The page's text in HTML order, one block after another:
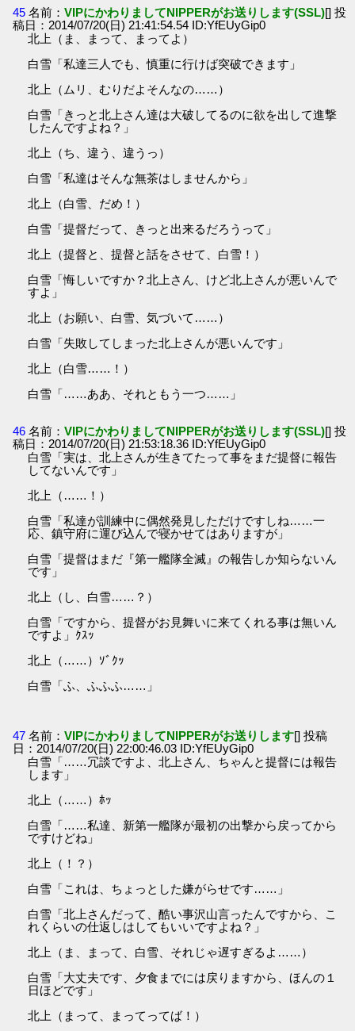
45 名前：VIPにかわりましてNIPPERがお送りします(SSL)[] 投
稿日：2014/07/20(日) 21:41:54.54 ID:YfEUyGip0
北上（ま、まって、まってよ）
白雪「私達三人でも、慎重に行けば突破できます」
北上（ムリ、むりだよそんなの……）
白雪「きっと北上さん達は大破してるのに欲を出して進撃
したんですよね？」
北上（ち、違う、違うっ）
白雪「私達はそんな無茶はしませんから」
北上（白雪、だめ！）
白雪「提督だって、きっと出来るだろうって」
北上（提督と、提督と話をさせて、白雪！）
白雪「悔しいですか？北上さん、けど北上さんが悪いんで
すよ」
北上（お願い、白雪、気づいて……）
白雪「失敗してしまった北上さんが悪いんです」
北上（白雪……！）
白雪「……ああ、それともう一つ……」
46 名前：VIPにかわりましてNIPPERがお送りします(SSL)[] 投
稿日：2014/07/20(日) 21:53:18.36 ID:YfEUyGip0
白雪「実は、北上さんが生きてたって事をまだ提督に報告
してないんです」
北上（……！）
白雪「私達が訓練中に偶然発見しただけですしね……一
応、鎮守府に運び込んで寝かせてはありますが」
白雪「提督はまだ『第一艦隊全滅』の報告しか知らないん
です」
北上（し、白雪……？）
白雪「ですから、提督がお見舞いに来てくれる事は無いん
ですよ」ｸｽｯ
北上（……）ｿﾞｸｯ
白雪「ふ、ふふふ……」
47 名前：VIPにかわりましてNIPPERがお送りします[] 投稿
日：2014/07/20(日) 22:00:46.03 ID:YfEUyGip0
白雪「……冗談ですよ、北上さん、ちゃんと提督には報告
します」
北上（……）ﾎｯ
白雪「……私達、新第一艦隊が最初の出撃から戻ってから
ですけどね」
北上（！？）
白雪「これは、ちょっとした嫌がらせです……」
白雪「北上さんだって、酷い事沢山言ったんですから、こ
れくらいの仕返しはしてもいいですよね？」
北上（ま、まって、白雪、それじゃ遅すぎるよ……）
白雪「大丈夫です、夕食までには戻りますから、ほんの１
日ほどです」
北上（まって、まってってば！）